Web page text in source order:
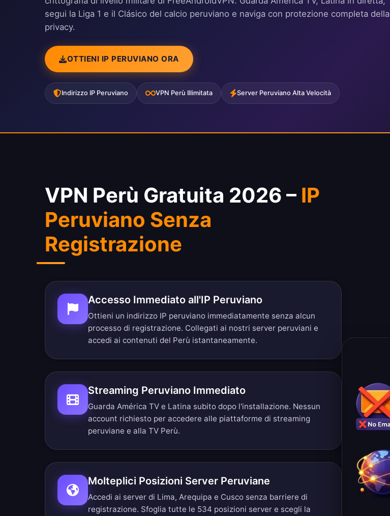
segui la Liga 1 e il Clásico del calcio peruviano e naviga con protezione completa della
privacy.
OTTIENI IP PERUVIANO ORA
Indirizzo IP Peruviano VPN Perù Illimitata Server Peruviano Alta Velocità
VPN Perù Gratuita 2026 – IP
Peruviano Senza
Registrazione
Accesso Immediato all'IP Peruviano
Ottieni un indirizzo IP peruviano immediatamente senza alcun
processo di registrazione. Collegati ai nostri server peruviani e
accedi ai contenuti del Perù istantaneamente.
Streaming Peruviano Immediato
Guarda América TV e Latina subito dopo l'installazione. Nessun
account richiesto per accedere alle piattaforme di streaming
peruviane e alla TV Perù.
Molteplici Posizioni Server Peruviane
Accedi ai server di Lima, Arequipa e Cusco senza barriere di
registrazione. Sfoglia tutte le 534 posizioni server e scegli la